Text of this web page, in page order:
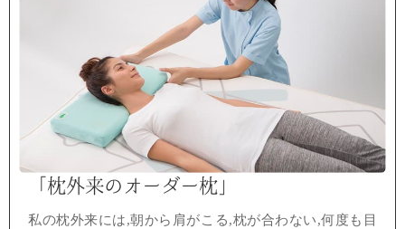
「枕外来のオーダー枕」
私の枕外来には,朝から肩がこる,枕が合わない,何度も目